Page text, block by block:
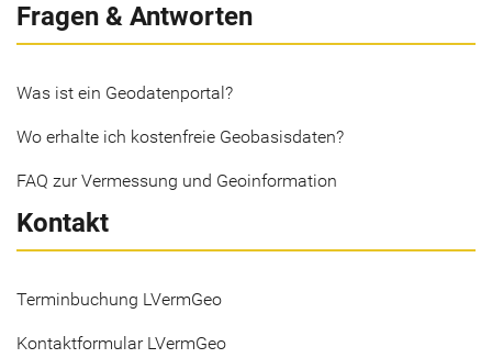
Fragen & Antworten
Was ist ein Geodatenportal?
Wo erhalte ich kostenfreie Geobasisdaten?
FAQ zur Vermessung und Geoinformation
Kontakt
Terminbuchung LVermGeo
Kontaktformular LVermGeo